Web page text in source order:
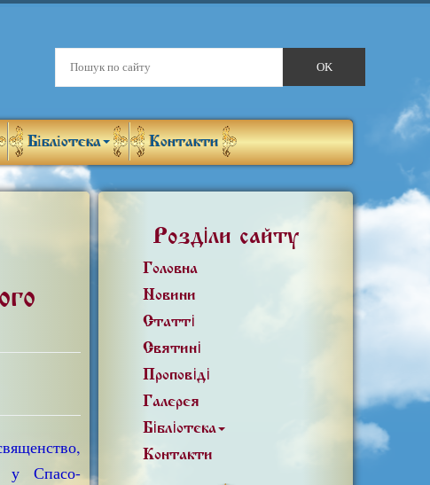
Бібліотека Контакти
у Спасо-
Розділи сайту
Головна
Новини
Статті
Святині
Проповіді
Галерея
Бібліотека
Контакти